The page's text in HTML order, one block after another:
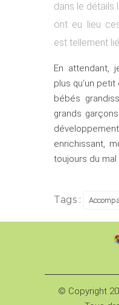
dans le détails
ont eu lieu
est tellement
En attendant,
plus qu’un
bébés
grands
enrichissant,
toujours du
Tags :
© Copyright